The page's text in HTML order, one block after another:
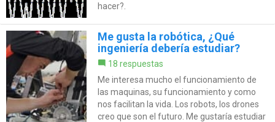
hacer?.
Me gusta la robótica, ¿Qué
ingeniería debería estudiar?
18 respuestas
Me interesa mucho el funcionamiento de
las maquinas, su funcionamiento y como
nos facilitan la vida. Los robots, los drones
creo que son el futuro. Me gustaría estudiar